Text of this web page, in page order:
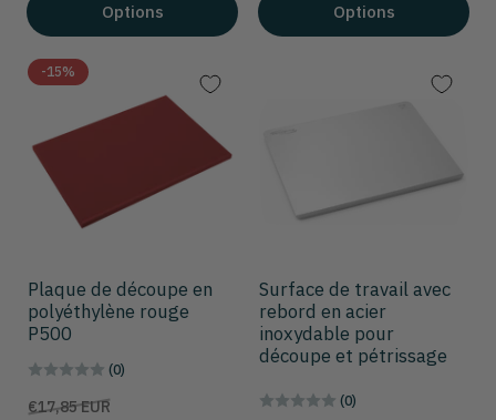
Options Options
-15%
Plaque de découpe en
polyéthylène rouge
P500
(0)
Prix
€17,85 EUR
Surface de travail avec
rebord en acier
inoxydable pour
découpe et pétrissage
(0)